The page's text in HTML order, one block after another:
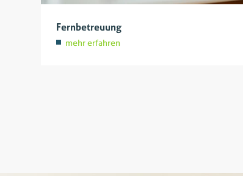
Fernbetreuung
mehr erfahren